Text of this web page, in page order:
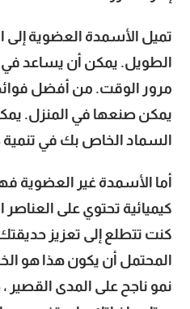
تميل الأسمدة العضوية
الطويل. يمكن أن يساعد في
مرور الوقت. من أفضل
يمكن صنعها في المنزل.
السماد الخاص بك في
أما الأسمدة غير العضوية
كيميائية تحتوي على العناصر
كنت تتطلع إلى تعزيز
المحتمل أن يكون هذا هو
نمو ناجح على المدى القصير ،